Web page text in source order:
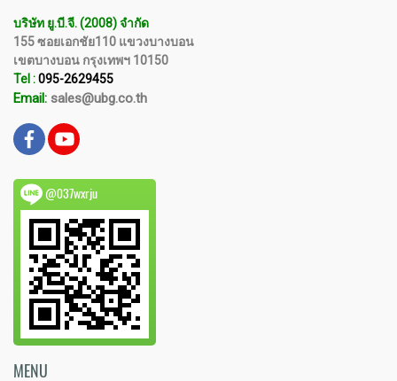
บริษัท ยู.บี.จี. (2008) จำกัด
155 ซอยเอกชัย110 แขวงบางบอน
เขตบางบอน กรุงเทพฯ 10150
Tel :095-2629455
Email: sales@ubg.co.th
@037wxrju
MENU